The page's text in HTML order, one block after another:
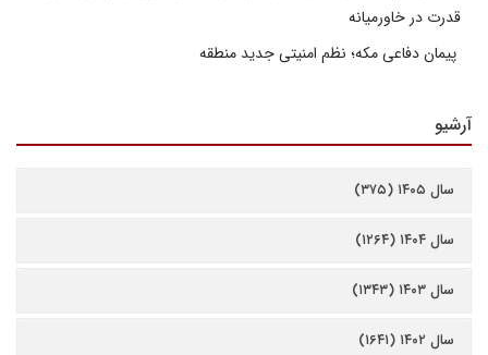
قدرت در خاورمیانه
پیمان دفاعی مکه؛ نظم امنیتی جدید منطقه
آرشیو
سال ۱۴۰۵ (۳۷۵)
سال ۱۴۰۴ (۱۲۶۴)
سال ۱۴۰۳ (۱۳۴۳)
سال ۱۴۰۲ (۱۶۴۱)